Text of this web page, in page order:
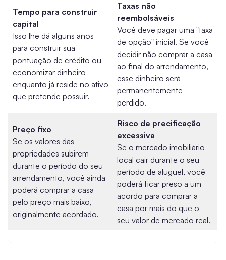
Tempo para construir
capital
Isso lhe dá alguns anos
para construir sua
pontuação de crédito ou
economizar dinheiro
enquanto já reside no ativo
que pretende possuir.
Taxas não
reembolsáveis
Você deve pagar uma "taxa
de opção" inicial. Se você
decidir não comprar a casa
ao final do arrendamento,
esse dinheiro será
permanentemente
perdido.
Preço fixo
Se os valores das
propriedades subirem
durante o período do seu
arrendamento, você ainda
poderá comprar a casa
pelo preço mais baixo,
originalmente acordado.
Risco de precificação
excessiva
Se o mercado imobiliário
local cair durante o seu
período de aluguel, você
poderá ficar preso a um
acordo para comprar a
casa por mais do que o
seu valor de mercado real.